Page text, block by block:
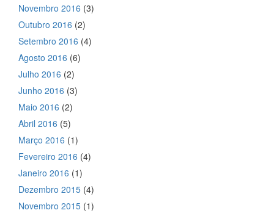
Novembro 2016 (3)
Outubro 2016 (2)
Setembro 2016 (4)
Agosto 2016 (6)
Julho 2016 (2)
Junho 2016 (3)
Maio 2016 (2)
Abril 2016 (5)
Março 2016 (1)
Fevereiro 2016 (4)
Janeiro 2016 (1)
Dezembro 2015 (4)
Novembro 2015 (1)